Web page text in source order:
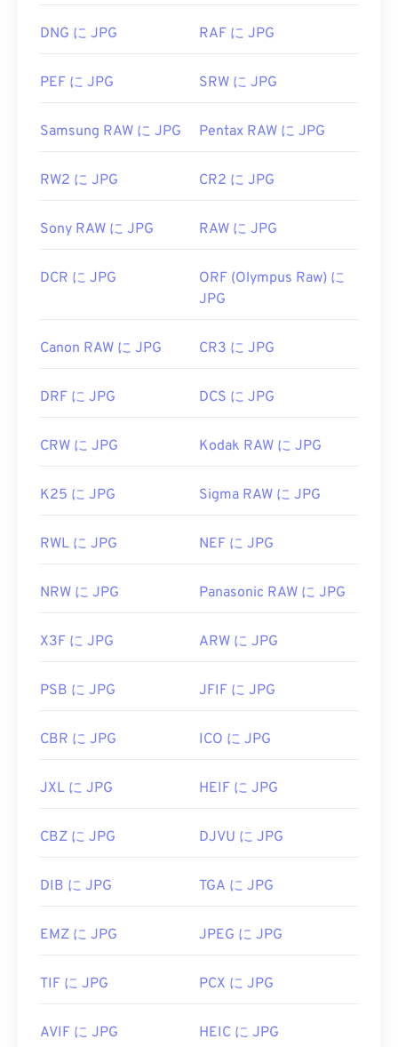
開発元:CompuServe, Inc.
便利なリンク:
https://en.wikipedia.org/wiki/GIF
ーション、Apple PreviewなどのMac OSアプリケ
を変更するには、
画像リサイズ ツールをご利用くだ
開発者: Joint Photographic Experts Group
関連するJPGツール:
DNG に JPG RAF に JPG
PEF に JPG SRW に JPG
Samsung RAW に JPG Pentax RAW に JPG
RW2 に JPG CR2 に JPG
Sony RAW に JPG RAW に JPG
DCR に JPG
ORF (Olympus Raw) に
JPG
Canon RAW に JPG CR3 に JPG
DRF に JPG DCS に JPG
CRW に JPG Kodak RAW に JPG
K25 に JPG Sigma RAW に JPG
RWL に JPG NEF に JPG
NRW に JPG Panasonic RAW に JPG
X3F に JPG ARW に JPG
PSB に JPG JFIF に JPG
CBR に JPG ICO に JPG
JXL に JPG HEIF に JPG
CBZ に JPG DJVU に JPG
DIB に JPG TGA に JPG
EMZ に JPG JPEG に JPG
TIF に JPG PCX に JPG
AVIF に JPG HEIC に JPG